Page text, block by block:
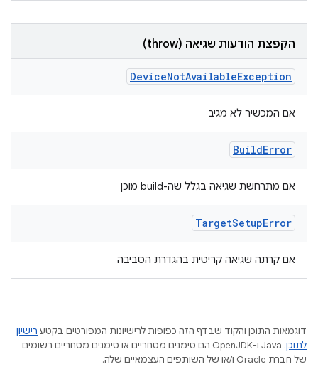
הקפצת הודעות שגיאה (throw)
DeviceNotAvailableException
אם המכשיר לא מגיב
BuildError
אם מתרחשת שגיאה בגלל שה-build מוכן
TargetSetupError
אם קרתה שגיאה קריטית בהגדרת הסביבה
דוגמאות התוכן והקוד שבדף הזה כפופות לרישיונות המפורטים בקטע רישיון
לתוכן
.‏ Java ו-OpenJDK הם סימנים מסחריים או סימנים מסחריים רשומים
של חברת Oracle ו/או של השותפים העצמאיים שלה.